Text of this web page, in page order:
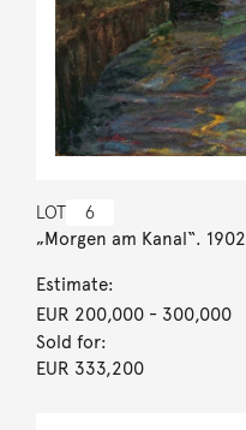
LOT 6
„Morgen am Kanal“. 1902
Estimate:
EUR 200,000- 300,000
Sold for:
EUR 333,200